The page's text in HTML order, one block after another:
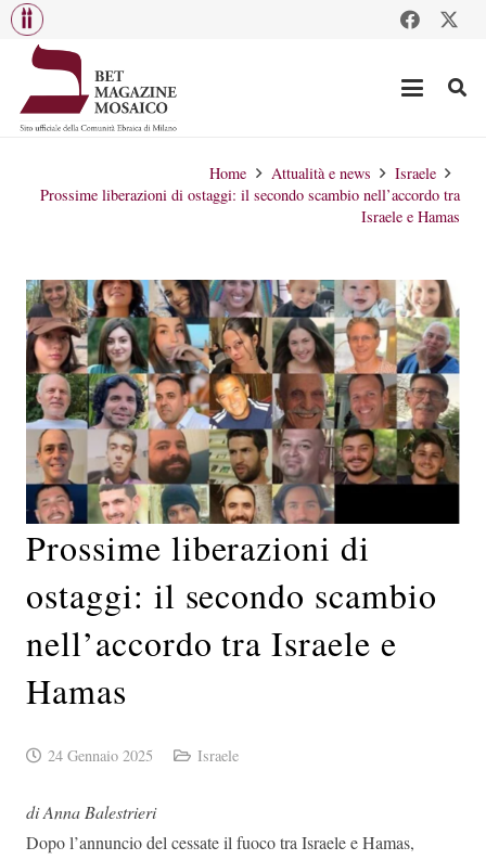
Home Attualità e news
Israele
Prossime liberazioni di ostaggi: il secondo scambio nell’accordo tra
Israele e Hamas
Prossime liberazioni di
ostaggi: il secondo scambio
nell’accordo tra Israele e
Hamas
24 Gennaio 2025 Israele
di Anna Balestrieri
Dopo l’annuncio del cessate il fuoco tra Israele e Hamas,